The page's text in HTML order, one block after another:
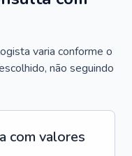
varia conforme o
não seguindo
com valores